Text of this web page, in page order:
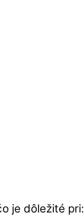
je dôležité pri: